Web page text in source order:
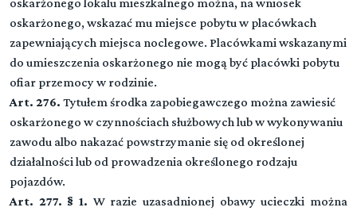
oskarżonego lokalu mieszkalnego można, na wniosek
oskarżonego, wskazać mu miejsce pobytu w placówkach
zapewniających miejsca noclegowe. Placówkami wskazanymi
do umieszczenia oskarżonego nie mogą być placówki pobytu
ofiar przemocy w rodzinie.
Art. 276. Tytułem środka zapobiegawczego można zawiesić
oskarżonego w czynnościach służbowych lub w wykonywaniu
zawodu albo nakazać powstrzymanie się od określonej
działalności lub od prowadzenia określonego rodzaju
pojazdów.
Art. 277. § 1. W razie uzasadnionej obawy ucieczki można
Rozdział 1 (art. 24 - 39)
Właściwość i skład sądu
Rozdział 2 (art. 40 - 44)
Przeczytaj zawartość działu
DZIAŁ III (art. -)
Strony, obrońcy, pełnomocnicy, przedstawiciel społeczny
Rozdział 3 (art. 45 - 48)
Oskarżyciel publiczny
Rozdział 4 (art. 49 - 52)
Rozdział 5 (art. 53 - 58)
Oskarżyciel posiłkowy
Czynności procesowe
Rozdział 11 (art. 92 - 107)
Orzeczenia, zarządzenia i polecenia
Rozdział 12 (art. 108 - 115)
Narada i głosowanie
DZIAŁ V (art. -)
Rozdział 19 (art. 167 - 174)
Przepisy ogólne
DZIAŁ VI (art. -)
▼